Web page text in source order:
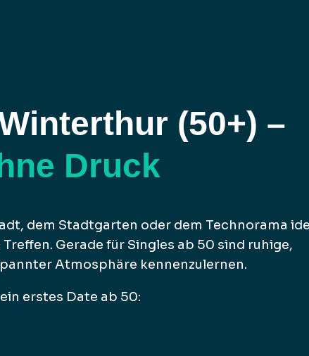
(50+) –
Druck
dem Stadtgarten oder dem Technorama
Gerade für Singles ab 50 sind ruhige,
Atmosphäre kennenzulernen.
erstes Date ab 50: